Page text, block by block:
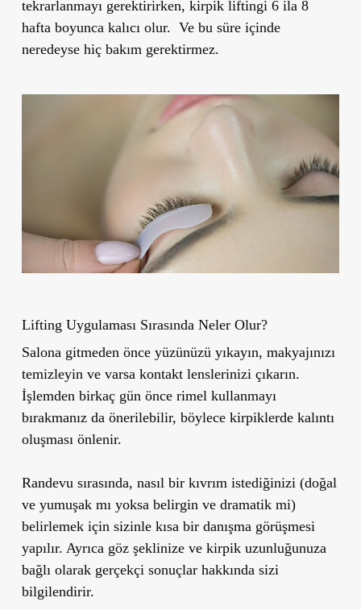
tekrarlanmayı gerektirirken, kirpik liftingi 6 ila 8
haftaboyunca kalıcı olur. Ve bu süre içinde
neredeyse hiç bakım gerektirmez.
Lifting Uygulaması Sırasında Neler Olur?
Salona gitmeden önce yüzünüzü yıkayın, makyajınızı
temizleyin ve varsa kontakt lenslerinizi çıkarın.
İşlemden birkaç gün önce rimel kullanmayı
bırakmanızda önerilebilir, böylece kirpiklerde kalıntı
oluşması önlenir.
Randevu sırasında, nasıl bir kıvrım istediğinizi (doğal
ve yumuşak mı yoksa belirgin ve dramatik mi)
belirlemek için sizinle kısa bir danışma görüşmesi
yapılır. Ayrıca göz şeklinize ve kirpik uzunluğunuza
bağlı olarak gerçekçi sonuçlarhakkında sizi
bilgilendirir.